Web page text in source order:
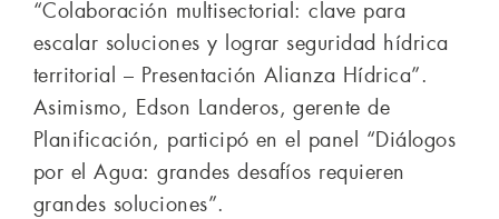
“Colaboración multisectorial: clave para
escalar soluciones y lograr seguridad hídrica
territorial – Presentación Alianza Hídrica”.
Asimismo, Edson Landeros, gerente de
Planificación, participó en el panel “Diálogos
por el Agua: grandes desafíos requieren
grandes soluciones”.